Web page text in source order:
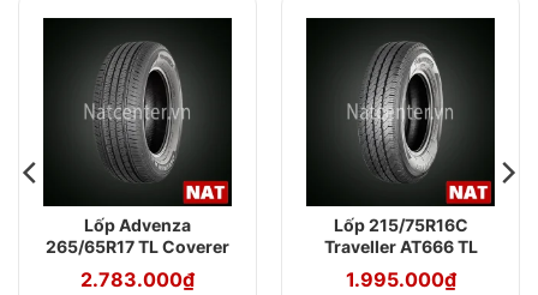
Lốp Advenza
265/65R17 TL Coverer
H/L AC586 112S
2.783.000₫
Lốp 215/75R16C
Traveller AT666 TL
113/111S Advenza
1.995.000₫